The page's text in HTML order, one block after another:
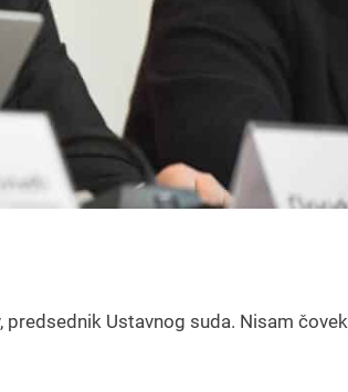
predsednik Ustavnog suda. Nisam čovek